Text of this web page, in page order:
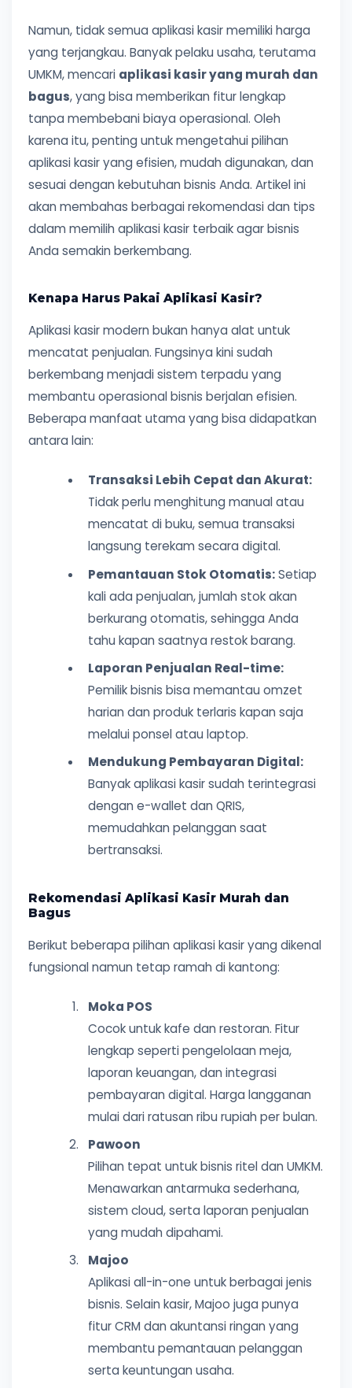
Namun, tidak semua aplikasi kasir memiliki harga
yang terjangkau. Banyak pelaku usaha, terutama
UMKM, mencari aplikasi kasir yang murah dan
bagus, yang bisa memberikan fitur lengkap
tanpa membebani biaya operasional. Oleh
karena itu, penting untuk mengetahui pilihan
aplikasi kasir yang efisien, mudah digunakan, dan
sesuai dengan kebutuhan bisnis Anda. Artikel ini
akan membahas berbagai rekomendasi dan tips
dalam memilih aplikasi kasir terbaik agar bisnis
Anda semakin berkembang.
Kenapa Harus Pakai Aplikasi Kasir?
Aplikasi kasir modern bukan hanya alat untuk
mencatat penjualan. Fungsinya kini sudah
berkembang menjadi sistem terpadu yang
membantu operasional bisnis berjalan efisien.
Beberapa manfaat utama yang bisa didapatkan
antara lain:
Transaksi Lebih Cepat dan Akurat:
Tidak perlu menghitung manual atau
mencatat di buku, semua transaksi
langsung terekam secara digital.
Pemantauan Stok Otomatis:Setiap
kali ada penjualan, jumlah stok akan
berkurang otomatis, sehingga Anda
tahu kapan saatnya restok barang.
Laporan Penjualan Real-time:
Pemilik bisnis bisa memantau omzet
harian dan produk terlaris kapan saja
melalui ponsel atau laptop.
Mendukung Pembayaran Digital:
Banyak aplikasi kasir sudah terintegrasi
dengan e-wallet dan QRIS,
memudahkan pelanggan saat
bertransaksi.
Rekomendasi Aplikasi Kasir Murah dan
Bagus
Berikut beberapa pilihan aplikasi kasir yang dikenal
fungsional namun tetap ramah di kantong:
Moka POS
Cocok untuk kafe dan restoran. Fitur
lengkap seperti pengelolaan meja,
laporan keuangan, dan integrasi
pembayaran digital. Harga langganan
mulai dari ratusan ribu rupiah per bulan.
Pawoon
Pilihan tepat untuk bisnis ritel dan UMKM.
Menawarkan antarmuka sederhana,
sistem cloud, serta laporan penjualan
yang mudah dipahami.
Majoo
Aplikasi all-in-one untuk berbagai jenis
bisnis. Selain kasir, Majoo juga punya
fitur CRM dan akuntansi ringan yang
membantu pemantauan pelanggan
serta keuntungan usaha.